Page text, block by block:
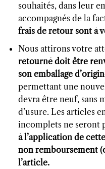
souhaités, dans leur
accompagnés de la
frais de retour sont à
Nous attirons votre
retourné doit être
son emballage
permettant une
devra être neuf, sans
d’usure. Les articles
incomplets ne seront
à l’application de
non remboursement
l’article.